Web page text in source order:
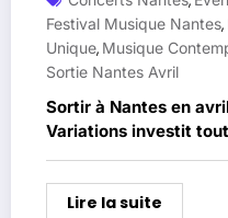
Festival Musique Nantes,
Unique, Musique
Sortie Nantes Avril
Sortir à Nantes en
Variations investit
Lire la suite